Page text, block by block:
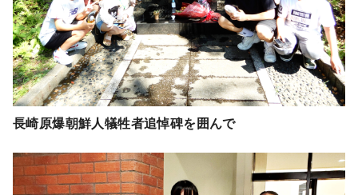
長崎原爆朝鮮人犠牲者追悼碑を囲んで